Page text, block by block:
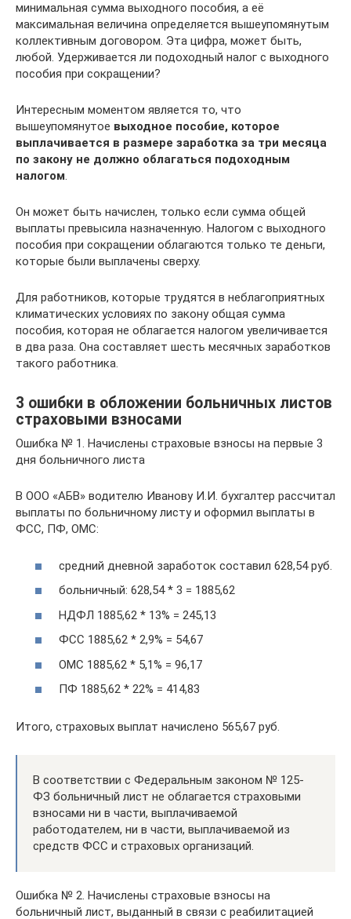
минимальная сумма выходного пособия, а её
максимальная величина определяется вышеупомянутым
коллективным договором. Эта цифра, может быть,
любой. Удерживается ли подоходный налог с выходного
пособия при сокращении?
Интересным моментом является то, что
вышеупомянутое выходное пособие, которое
выплачивается в размере заработка за три месяца
по закону не должно облагаться подоходным
налогом.
Он может быть начислен, только если сумма общей
выплаты превысила назначенную. Налогом с выходного
пособия при сокращении облагаются только те деньги,
которые были выплачены сверху.
Для работников, которые трудятся в неблагоприятных
климатических условиях по закону общая сумма
пособия, которая не облагается налогом увеличивается
в два раза. Она составляет шесть месячных заработков
такого работника.
3 ошибки в обложении больничных листов
страховыми взносами
Ошибка № 1. Начислены страховые взносы на первые 3
дня больничного листа
В ООО «АБВ» водителю Иванову И.И. бухгалтер рассчитал
выплаты по больничному листу и оформил выплаты в
ФСС, ПФ, ОМС:
средний дневной заработок составил 628,54 руб.
больничный: 628,54 * 3 = 1885,62
НДФЛ 1885,62 * 13% = 245,13
ФСС 1885,62 * 2,9% = 54,67
ОМС 1885,62 * 5,1% = 96,17
ПФ 1885,62 * 22% = 414,83
Итого, страховых выплат начислено 565,67 руб.
В соответствии с Федеральным законом № 125-
ФЗ больничный лист не облагается страховыми
взносами ни в части, выплачиваемой
работодателем, ни в части, выплачиваемой из
средств ФСС и страховых организаций.
Ошибка № 2. Начислены страховые взносы на
больничный лист, выданный в связи с реабилитацией